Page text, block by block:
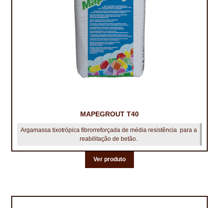
MAPEGROUT T40
Argamassa tixotrópica fibrorreforçada de média resistência para a
reabilitação de betão.
Ver produto